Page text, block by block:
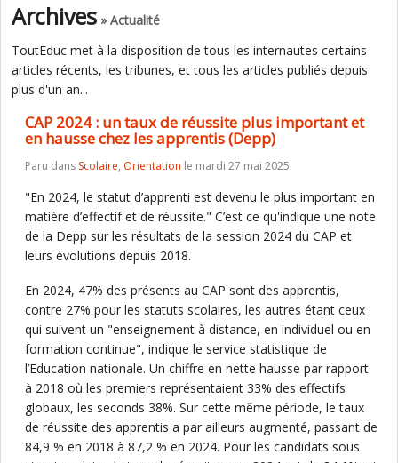
Archives » Actualité
ToutEduc met à la disposition de tous les internautes certains
articles récents, les tribunes, et tous les articles publiés depuis
plus d'un an...
CAP 2024 : un taux de réussite plus important et
en hausse chez les apprentis (Depp)
Paru dans Scolaire, Orientation le mardi 27 mai 2025.
"En 2024, le statut d’apprenti est devenu le plus important en
matière d’effectif et de réussite." C’est ce qu'indique une note
de la Depp sur les résultats de la session 2024 du CAP et
leurs évolutions depuis 2018.
En 2024, 47% des présents au CAP sont des apprentis,
contre 27% pour les statuts scolaires, les autres étant ceux
qui suivent un "enseignement à distance, en individuel ou en
formation continue", indique le service statistique de
l’Education nationale. Un chiffre en nette hausse par rapport
à 2018 où les premiers représentaient 33% des effectifs
globaux, les seconds 38%. Sur cette même période, le taux
de réussite des apprentis a par ailleurs augmenté, passant de
84,9 % en 2018 à 87,2 % en 2024. Pour les candidats sous